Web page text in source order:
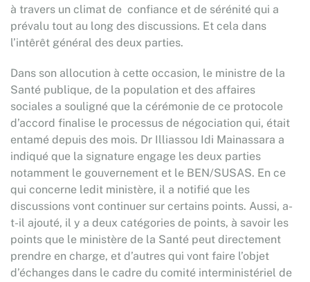
à travers un climat de confiance et de sérénité qui a
prévalu tout au long des discussions. Et cela dans
l’intêrêt général des deux parties.
Dans son allocution à cette occasion, le ministre de la
Santé publique, de la population et des affaires
sociales a souligné que la cérémonie de ce protocole
d’accord finalise le processus de négociation qui, était
entamé depuis des mois. Dr Illiassou Idi Mainassara a
indiqué que la signature engage les deux parties
notamment le gouvernement et le BEN/SUSAS. En ce
qui concerne ledit ministère, il a notifié que les
discussions vont continuer sur certains points. Aussi, a-
t-il ajouté, il y a deux catégories de points, à savoir les
points que le ministère de la Santé peut directement
prendre en charge, et d’autres qui vont faire l’objet
d’échanges dans le cadre du comité interministériel de